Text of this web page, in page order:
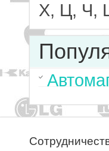
Х, Ц, Ч,